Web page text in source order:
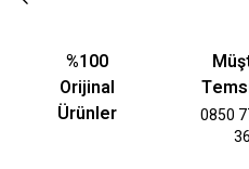
%100
Orijinal
Ürünler
0850
36